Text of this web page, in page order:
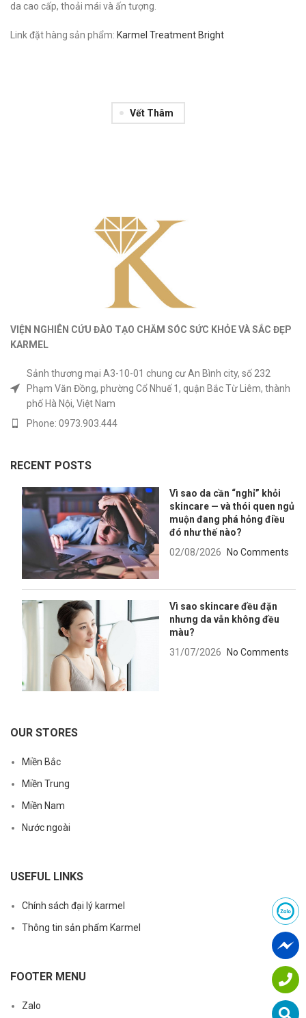
da cao cấp, thoải mái và ấn tượng.
Link đặt hàng sản phẩm: Karmel Treatment Bright
Vết Thâm
VIỆN NGHIÊN CỨU ĐÀO TẠO CHĂM SÓC SỨC KHỎEVÀSẮC ĐẸP
KARMEL
Sảnh thương mại A3-10-01 chung cư An Bình city, số 232
Phạm Văn Đồng, phường Cổ Nhuế 1, quận Bắc Từ Liêm, thành
phố Hà Nội, Việt Nam
Phone: 0973.903.444
RECENT POSTS
Vì sao da cần “nghỉ” khỏi
skincare — và thói quen ngủ
muộn đang phá hỏng điều
đó như thế nào?
02/08/2026 No Comments
Vì sao skincare đều đặn
nhưng da vẫn không đều
màu?
31/07/2026 No Comments
OUR STORES
Miền Bắc
Miền Trung
Miền Nam
Nước ngoài
USEFUL LINKS
Chính sách đại lý karmel
Thông tin sản phẩm Karmel
FOOTER MENU
Zalo